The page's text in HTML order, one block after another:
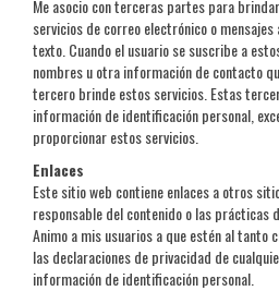
Me asocio con terceras partes para
servicios de correo electrónico o
texto. Cuando el usuario se suscribe a
nombres u otra información de contacto
tercero brinde estos servicios. Estas
información de identificación personal,
proporcionar estos servicios.
Enlaces
Este sitio web contiene enlaces a otros
responsable del contenido o las prácticas
Animo a mis usuarios a que estén al tanto
las declaraciones de privacidad de
información de identificación personal.